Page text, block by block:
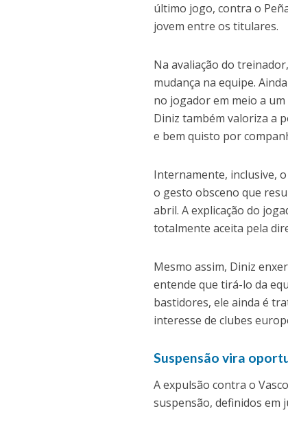
último jogo, contra o
jovem entre os titulares.
Na avaliação do
mudança na equipe.
no jogador em meio a
Diniz também valoriza a
e bem quisto por
Internamente, inclusive,
o gesto obsceno que
abril. A explicação do
totalmente aceita pela
Mesmo assim, Diniz
entende que tirá-lo da
bastidores, ele ainda é
interesse de clubes
Suspensão vira
A expulsão contra o
suspensão, definidos em